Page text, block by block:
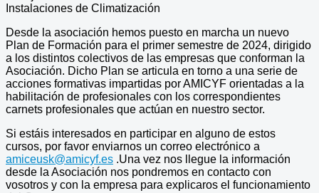
Instalaciones de Climatización
Desde la asociación hemos puesto en marcha un nuevo
Plan de Formación para el primer semestre de 2024, dirigido
a los distintos colectivos de las empresas que conforman la
Asociación. Dicho Plan se articula en torno a una serie de
acciones formativas impartidas por AMICYF orientadas a la
habilitación de profesionales con los correspondientes
carnets profesionales que actúan en nuestro sector.
Si estáis interesados en participar en alguno de estos
cursos, por favor enviarnos un correo electrónico a
amiceusk@amicyf.es .Una vez nos llegue la información
desde la Asociación nos pondremos en contacto con
vosotros y con la empresa para explicaros el funcionamiento